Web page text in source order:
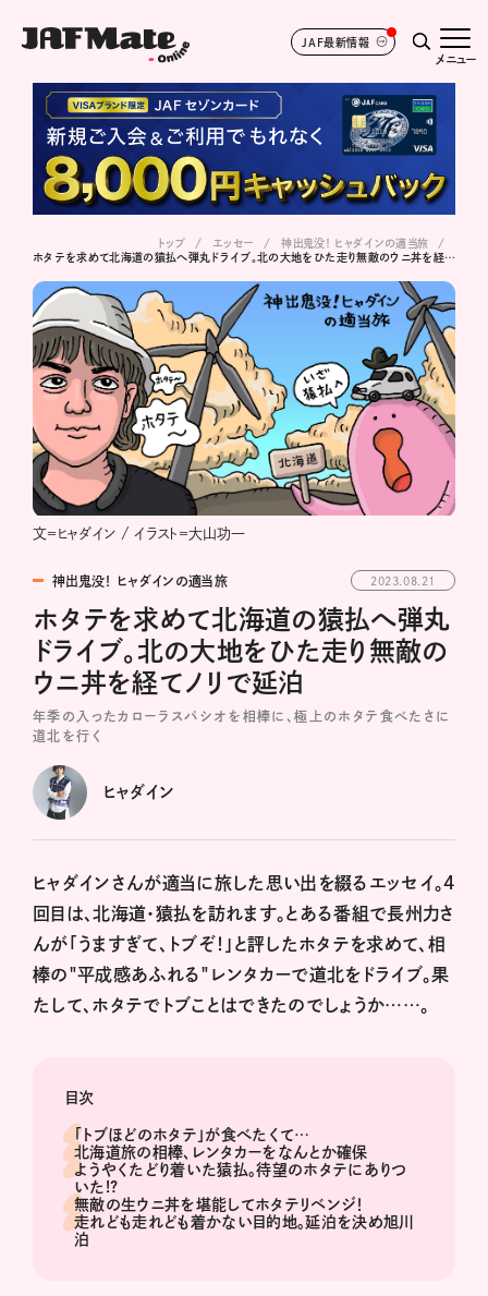
JAF最新情報
メニュー
トップ エッセー
神出鬼没！ ヒャダインの適当旅
ホタテを求めて北海道の猿払へ弾丸ドライブ。北の大地をひた走り無敵のウニ丼を経てノリで延泊
文＝ヒャダイン / イラスト＝大山功一
神出鬼没！ ヒャダインの適当旅 2023.08.21
ホタテを求めて北海道の猿払へ弾丸
ドライブ。北の大地をひた走り無敵の
ウニ丼を経てノリで延泊
年季の入ったカローラスパシオを相棒に、極上のホタテ食べたさに
道北を行く
ヒャダイン
ヒャダインさんが適当に旅した思い出を綴るエッセイ。4
回目は、北海道・猿払を訪れます。とある番組で長州力さ
んが「うますぎて、トブぞ！」と評したホタテを求めて、相
棒の"平成感あふれる"レンタカーで道北をドライブ。果
たして、ホタテでトブことはできたのでしょうか……。
目次
「トブほどのホタテ」が食べたくて…
北海道旅の相棒、レンタカーをなんとか確保
ようやくたどり着いた猿払。待望のホタテにありつ
いた!?
無敵の生ウニ丼を堪能してホタテリベンジ！
走れども走れども着かない目的地。延泊を決め旭川
泊